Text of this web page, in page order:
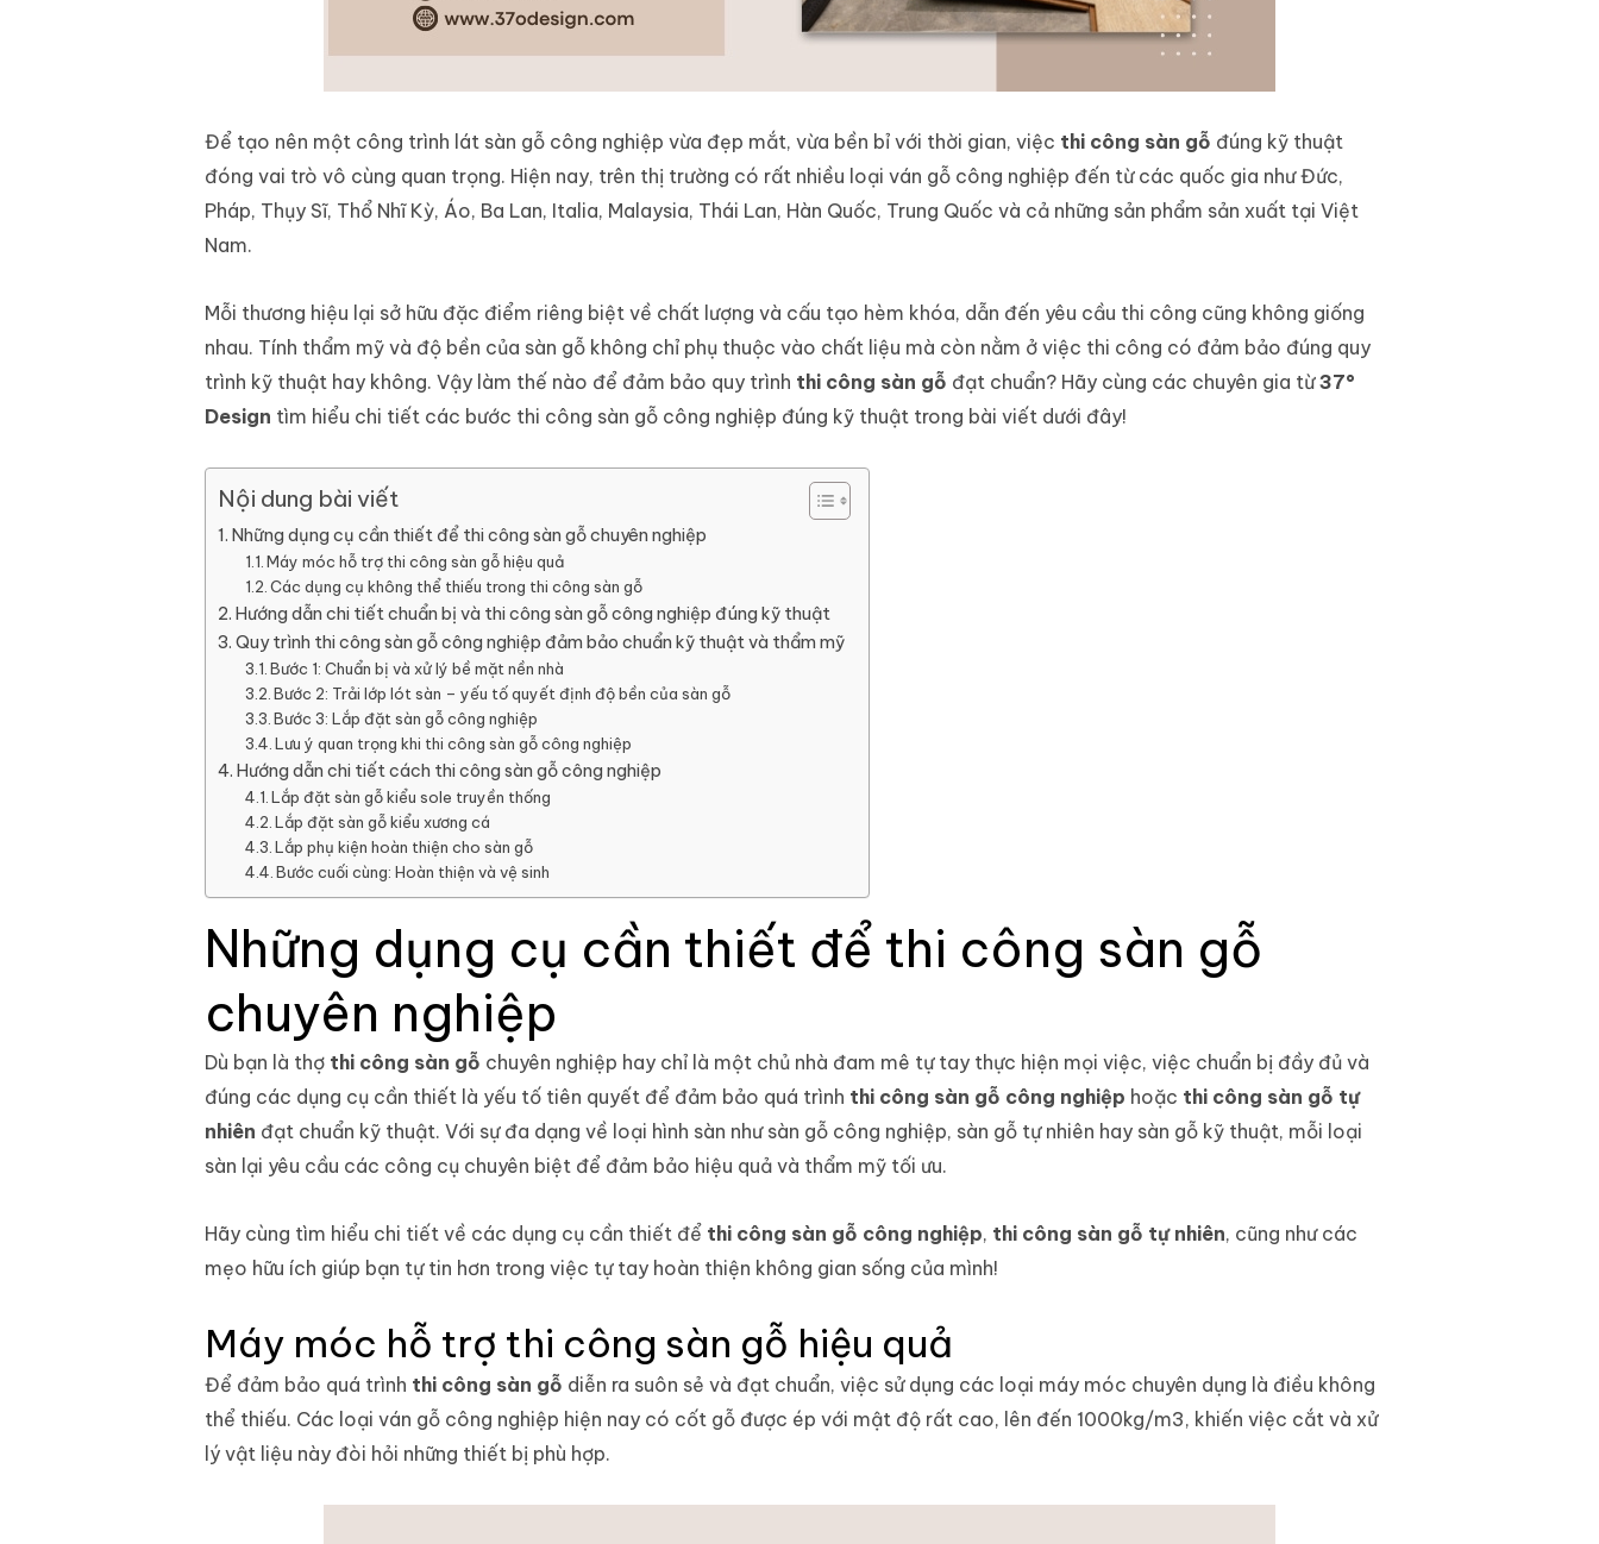
Để tạo nên một công trình lát sàn gỗ công nghiệp vừa đẹp mắt, vừa bền bỉ với thời gian, việc thi công sàn gỗ đúng kỹ thuật
đóng vai trò vô cùng quan trọng. Hiện nay, trên thị trường có rất nhiều loại ván gỗ công nghiệp đến từ các quốc gia như Đức,
Pháp, Thụy Sĩ, Thổ Nhĩ Kỳ, Áo, Ba Lan, Italia, Malaysia, Thái Lan, Hàn Quốc, Trung Quốc và cả những sản phẩm sản xuất tại Việt
Nam.
Mỗi thương hiệu lại sở hữu đặc điểm riêng biệt về chất lượng và cấu tạo hèm khóa, dẫn đến yêu cầu thi công cũng không giống
nhau. Tính thẩm mỹ và độ bền của sàn gỗ không chỉ phụ thuộc vào chất liệu mà còn nằm ở việc thi công có đảm bảo đúng quy
trình kỹ thuật hay không. Vậy làm thế nào để đảm bảo quy trình thi công sàn gỗ đạt chuẩn? Hãy cùng các chuyên gia từ37°
Design tìm hiểu chi tiết các bước thi công sàn gỗ công nghiệp đúng kỹ thuật trong bài viết dưới đây!
Nội dung bài viết
Những dụng cụ cần thiết để thi công sàn gỗ chuyên nghiệp
Máy móc hỗ trợ thi công sàn gỗ hiệu quả
Các dụng cụ không thể thiếu trong thi công sàn gỗ
Hướng dẫn chi tiết chuẩn bị và thi công sàn gỗ công nghiệp đúng kỹ thuật
Quy trình thi công sàn gỗ công nghiệp đảm bảo chuẩn kỹ thuật và thẩm mỹ
Bước 1: Chuẩn bị và xử lý bề mặt nền nhà
Bước 2: Trải lớp lót sàn – yếu tố quyết định độ bền của sàn gỗ
Bước 3: Lắp đặt sàn gỗ công nghiệp
Lưu ý quan trọng khi thi công sàn gỗ công nghiệp
Hướng dẫn chi tiết cách thi công sàn gỗ công nghiệp
Lắp đặt sàn gỗ kiểu sole truyền thống
Lắp đặt sàn gỗ kiểu xương cá
Lắp phụ kiện hoàn thiện cho sàn gỗ
Bước cuối cùng: Hoàn thiện và vệ sinh
Những dụng cụ cần thiết để thi công sàn gỗ
chuyên nghiệp
Dù bạn là thợ thi công sàn gỗ chuyên nghiệp hay chỉ là một chủ nhà đam mê tự tay thực hiện mọi việc, việc chuẩn bị đầy đủ và
đúng các dụng cụ cần thiết là yếu tố tiên quyết để đảm bảo quá trình thi công sàn gỗ công nghiệp hoặc thi công sàn gỗ tự
nhiên đạt chuẩn kỹ thuật. Với sự đa dạng về loại hình sàn như sàn gỗ công nghiệp, sàn gỗ tự nhiên hay sàn gỗ kỹ thuật, mỗi loại
sàn lại yêu cầu các công cụ chuyên biệt để đảm bảo hiệu quả và thẩm mỹ tối ưu.
Hãy cùng tìm hiểu chi tiết về các dụng cụ cần thiết để thi công sàn gỗ công nghiệp, thi công sàn gỗ tự nhiên, cũng như các
mẹo hữu ích giúp bạn tự tin hơn trong việc tự tay hoàn thiện không gian sống của mình!
Máy móc hỗ trợ thi công sàn gỗ hiệu quả
Để đảm bảo quá trình thi công sàn gỗ diễn ra suôn sẻ và đạt chuẩn, việc sử dụng các loại máy móc chuyên dụng là điều không
thể thiếu. Các loại ván gỗ công nghiệp hiện nay có cốt gỗ được ép với mật độ rất cao, lên đến 1000kg/m3, khiến việc cắt và xử
lý vật liệu này đòi hỏi những thiết bị phù hợp.